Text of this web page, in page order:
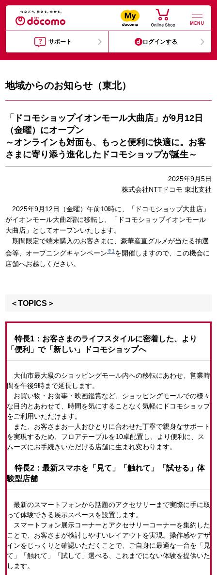
MENU
サポート ログインする
地域からのお知らせ（東北）
「ドコモショップイオンモール大曲店」が9月12日
（金曜）にオープン
～オンラインも対面も、もっと便利に快適に。お客
さまに寄り添う進化したドコモショップが誕生～
2025年9月5日
株式会社NTTドコモ 東北支社
2025年9月12日（金曜）午前10時に、「ドコモショップ大曲店」
がイオンモール大曲2階に移転し、「ドコモショップイオンモール
大曲店」としてオープンいたします。
期間限定で端末購入のお客さまに、豪華産直グルメが当たる抽選
会等、オープニングキャンペーン※1 を開催しますので、この機会に
店舗へお越しください。
＜TOPICS＞
特長1：お客さまのライフスタイルに密着した、より
「便利」で「新しい」ドコモショップへ
大仙市最大級のショッピングモール内への移転にあわせ、営業時
間を午後9時まで延長します。
お買い物・お食事・映画鑑賞など、ショッピングモールでの様々
な目的とあわせて、時間を気にすることなく気軽にドコモショップ
をご利用いただけます。
また、お客さまお一人おひとりに合わせた丁寧で親身なサポート
を実現するため、フロアテーブルを10卓配置し、より便利に、ス
ムーズにお手続きいただける店舗に生まれ変わります。
特長2：最新スマホを「見て」「触れて」「試せる」体
験型店舗
最新のスマートフォンから話題のアクセサリーまで実際に手に取
って体験できる展示スペースを設置します。
スマートフォン展示コーナーとアクセサリーコーナーを集約した
ことで、お客さまが検討しやすいレイアウトを実現。操作感やデザ
インをじっくりと確認いただくことで、ご自身に最適な一台を「見
て」「触れて」「試して」選べる、これまでにない体験を提供いた
します。